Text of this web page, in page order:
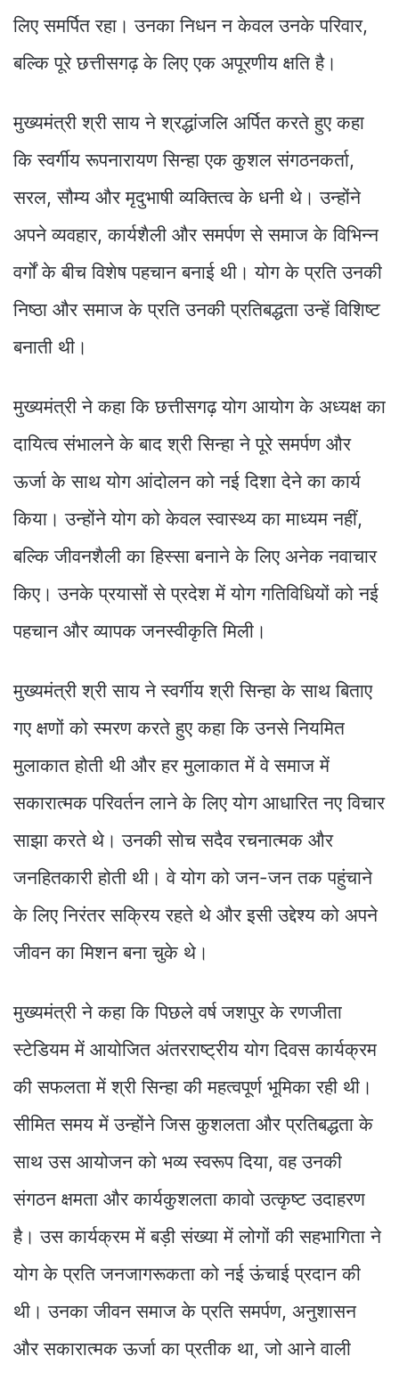
लिए समर्पित रहा। उनका निधन न केवल उनके परिवार,
बल्कि पूरे छत्तीसगढ़ के लिए एक अपूरणीय क्षति है।
मुख्यमंत्री श्री साय ने श्रद्धांजलि अर्पित करते हुए कहा
कि स्वर्गीय रूपनारायण सिन्हा एक कुशल संगठनकर्ता,
सरल, सौम्य और मृदुभाषी व्यक्तित्व के धनी थे। उन्होंने
अपने व्यवहार, कार्यशैली और समर्पण से समाज के विभिन्न
वर्गों के बीच विशेष पहचान बनाई थी। योग के प्रति उनकी
निष्ठा और समाज के प्रति उनकी प्रतिबद्धता उन्हें विशिष्ट
बनाती थी।
मुख्यमंत्री ने कहा कि छत्तीसगढ़ योग आयोग के अध्यक्ष का
दायित्व संभालने के बाद श्री सिन्हा ने पूरे समर्पण और
ऊर्जा के साथ योग आंदोलन को नई दिशा देने का कार्य
किया। उन्होंने योग को केवल स्वास्थ्य का माध्यम नहीं,
बल्कि जीवनशैली का हिस्सा बनाने के लिए अनेक नवाचार
किए। उनके प्रयासों से प्रदेश में योग गतिविधियों को नई
पहचान और व्यापक जनस्वीकृति मिली।
मुख्यमंत्री श्री साय ने स्वर्गीय श्री सिन्हा के साथ बिताए
गए क्षणों को स्मरण करते हुए कहा कि उनसे नियमित
मुलाकात होती थी और हर मुलाकात में वे समाज में
सकारात्मक परिवर्तन लाने के लिए योग आधारित नए विचार
साझा करते थे। उनकी सोच सदैव रचनात्मक और
जनहितकारी होती थी। वे योग को जन-जन तक पहुंचाने
के लिए निरंतर सक्रिय रहते थे और इसी उद्देश्य को अपने
जीवन का मिशन बना चुके थे।
मुख्यमंत्री ने कहा कि पिछले वर्ष जशपुर के रणजीता
स्टेडियम में आयोजित अंतरराष्ट्रीय योग दिवस कार्यक्रम
की सफलता में श्री सिन्हा की महत्वपूर्ण भूमिका रही थी।
सीमित समय में उन्होंने जिस कुशलता और प्रतिबद्धता के
साथ उस आयोजन को भव्य स्वरूप दिया, वह उनकी
संगठन क्षमता और कार्यकुशलता कावो उत्कृष्ट उदाहरण
है। उस कार्यक्रम में बड़ी संख्या में लोगों की सहभागिता ने
योग के प्रति जनजागरूकता को नई ऊंचाई प्रदान की
थी। उनका जीवन समाज के प्रति समर्पण, अनुशासन
और सकारात्मक ऊर्जा का प्रतीक था, जो आने वाली